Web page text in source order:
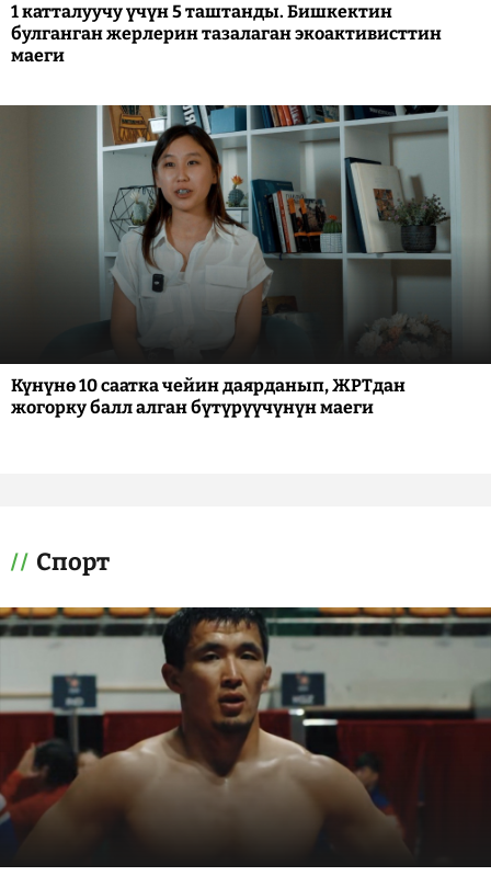
1 катталуучу үчүн 5 таштанды. Бишкектин
булганган жерлерин тазалаган экоактивисттин
маеги
Күнүнө 10 саатка чейин даярданып, ЖРТдан
жогорку балл алган бүтүрүүчүнүн маеги
Спорт